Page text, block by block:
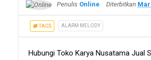
Penulis Online Diterbitkan
TAGS ALARM MELODY
Hubungi Toko Karya Nusatama Jual